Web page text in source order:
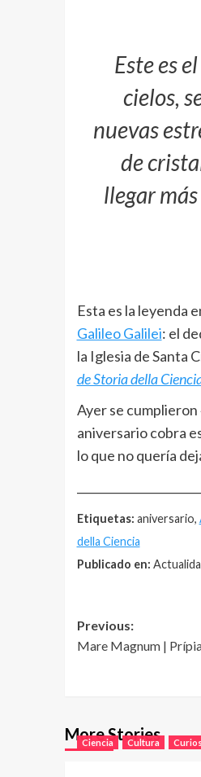
Este es
cielos,
nuevas
de
llegar
Esta es la leyenda
Galileo Galilei: el
la Iglesia de Santa
de Storia della
Ayer se
aniversario cobra
lo que no quería
Etiquetas: aniversario,
della Ciencia
Publicado en:
Post
navigation
Previous:
Mare Magnum |
More Stories
Ciencia Cultura